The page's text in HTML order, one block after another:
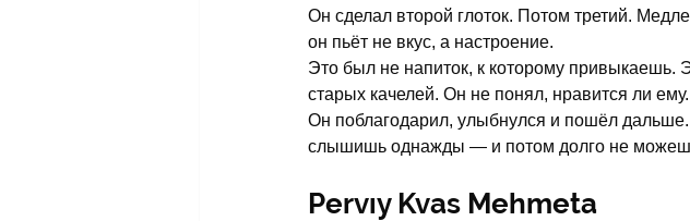
Он сделал второй глоток. Потом третий.
он пьёт не вкус, а настроение.
Это был не напиток, к которому привыкаешь.
старых качелей. Он не понял, нравится ли
Он поблагодарил, улыбнулся и пошёл
слышишь однажды — и потом долго не
Pervıy Kvas Mehmeta